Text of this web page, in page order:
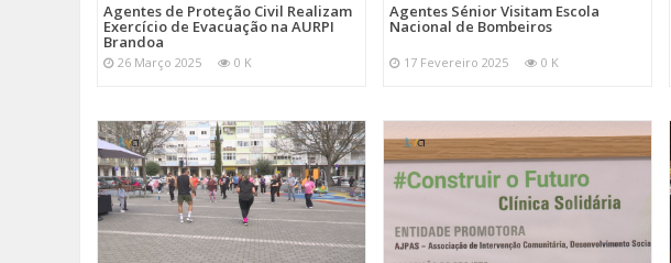
Agentes de Proteção Civil Realizam
Exercício de Evacuação na AURPI
Brandoa
26 Março 2025 0 K
Agentes Sénior Visitam Escola
Nacional de Bombeiros
17 Fevereiro 2025 0 K